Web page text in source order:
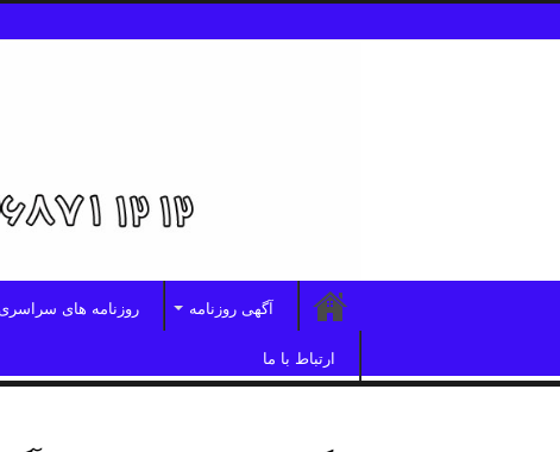
آگهی روزنامه روزنامه های
ارتباط با ما